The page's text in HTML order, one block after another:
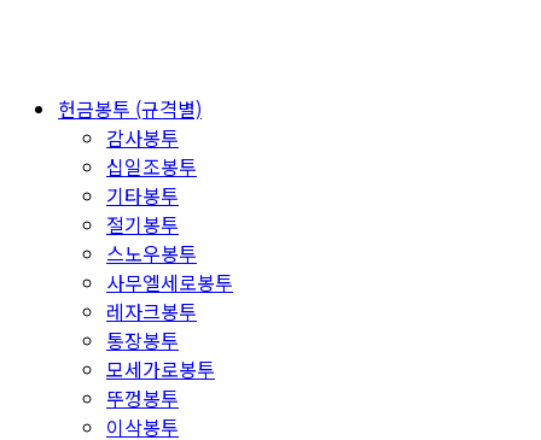
헌금봉투 (규격별)
감사봉투
십일조봉투
기타봉투
절기봉투
스노우봉투
사무엘세로봉투
레자크봉투
통장봉투
모세가로봉투
뚜껑봉투
이삭봉투